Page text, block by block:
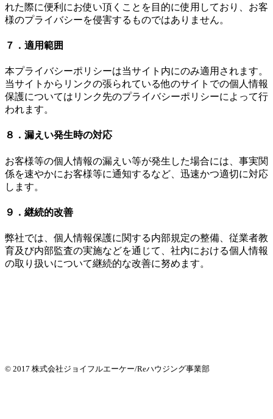
れた際に便利にお使い頂くことを目的に使用しており、お客
様のプライバシーを侵害するものではありません。
７．適用範囲
本プライバシーポリシーは当サイト内にのみ適用されます。
当サイトからリンクの張られている他のサイトでの個人情報
保護についてはリンク先のプライバシーポリシーによって行
われます。
８．漏えい発生時の対応
お客様等の個人情報の漏えい等が発生した場合には、事実関
係を速やかにお客様等に通知するなど、迅速かつ適切に対応
します。
９．継続的改善
弊社では、個人情報保護に関する内部規定の整備、従業者教
育及び内部監査の実施などを通じて、社内における個人情報
の取り扱いについて継続的な改善に努めます。
© 2017 株式会社ジョイフルエーケー/Reハウジング事業部